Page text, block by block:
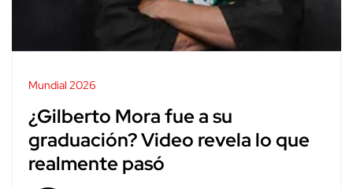
Mundial 2026
¿Gilberto Mora fue a su
graduación? Video revela lo que
realmente pasó